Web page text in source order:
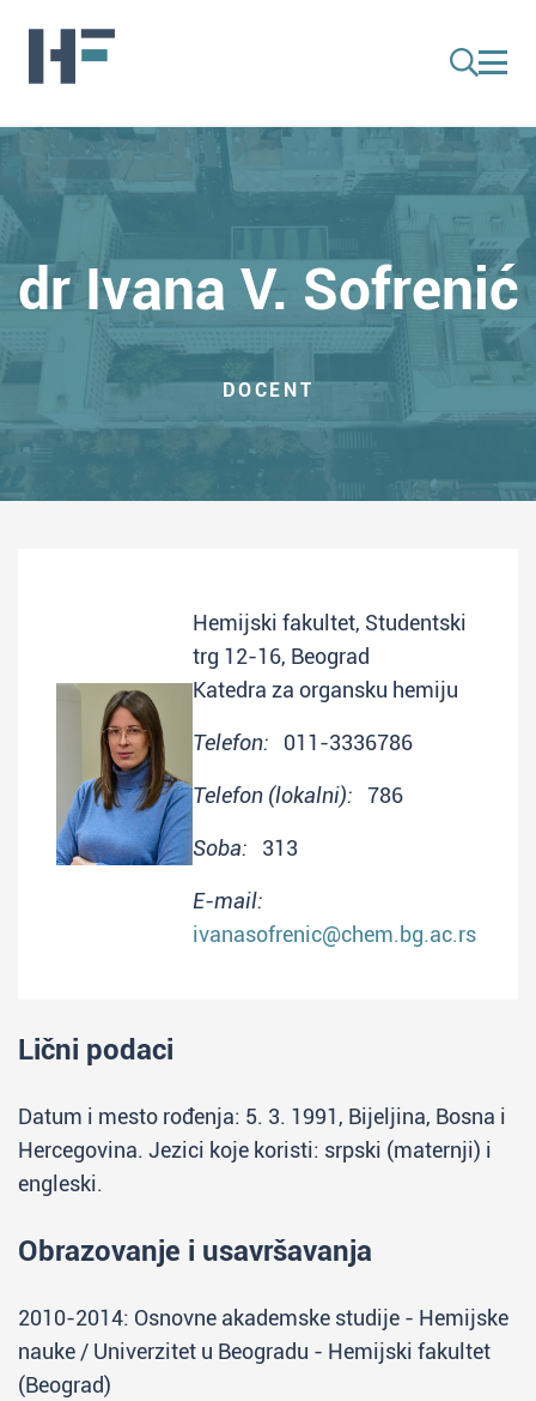
dr Ivana V. Sofrenić
DOCENT
Hemijski fakultet, Studentski
trg 12-16, Beograd
Katedra za organsku hemiju
Telefon: 011-3336786
Telefon (lokalni): 786
Soba: 313
E-mail:
ivanasofrenic@chem.bg.ac.rs
Lični podaci
Datum i mesto rođenja: 5. 3. 1991, Bijeljina, Bosna i
Hercegovina. Jezici koje koristi: srpski (maternji) i
engleski.
Obrazovanje i usavršavanja
2010-2014: Osnovne akademske studije - Hemijske
nauke / Univerzitet u Beogradu - Hemijski fakultet
(Beograd)